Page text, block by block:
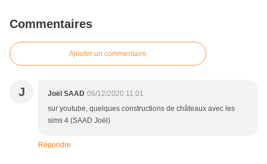
Commentaires
Ajouter un commentaire
J Joël SAAD 06/12/2020 11:01
sur youtube, quelques constructions de châteaux avec les
sims 4 (SAAD Joël)
Répondre